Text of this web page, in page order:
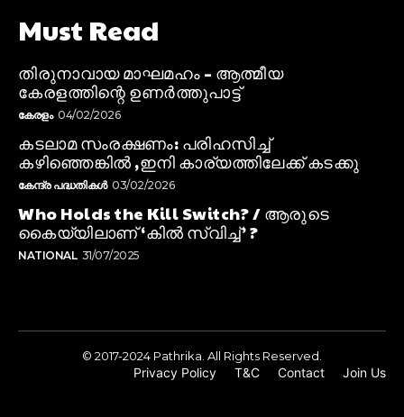
Must Read
തിരുനാവായ മാഘമഹം – ആത്മീയ
കേരളത്തിന്റെ ഉണർത്തുപാട്ട്
കേരളം 04/02/2026
കടലാമ സംരക്ഷണം: പരിഹസിച്ച്
കഴിഞ്ഞെങ്കിൽ ,ഇനി കാര്യത്തിലേക്ക് കടക്കു
കേന്ദ്ര പദ്ധതികൾ 03/02/2026
Who Holds the Kill Switch? / ആരുടെ
കൈയ്യിലാണ് ‘കിൽ സ്വിച്ച്’ ?
NATIONAL 31/07/2025
© 2017-2024 Pathrika. All Rights Reserved.
Privacy Policy T&C Contact Join Us